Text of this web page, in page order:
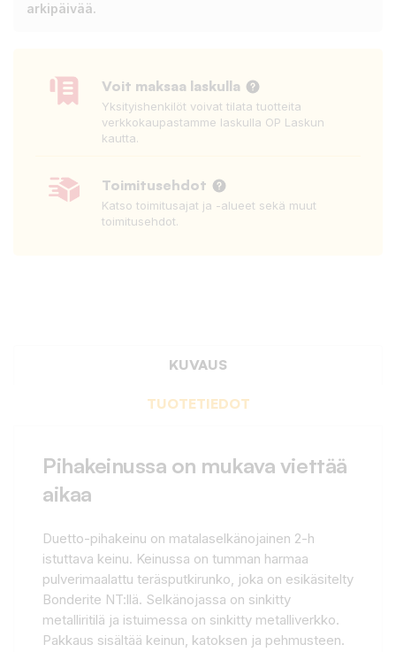
arkipäivää.
Voit maksaa laskulla
Yksityishenkilöt voivat tilata tuotteita
verkkokaupastamme laskulla OP Laskun
kautta.
Toimitusehdot
Katso toimitusajat ja -alueet sekä muut
toimitusehdot.
KUVAUS
TUOTETIEDOT
Pihakeinussa on mukava viettää
aikaa
Duetto-pihakeinu on matalaselkänojainen 2-h
istuttava keinu. Keinussa on tumman harmaa
pulverimaalattu teräsputkirunko, joka on esikäsitelty
Bonderite NT:llä. Selkänojassa on sinkitty
metalliritilä ja istuimessa on sinkitty metalliverkko.
Pakkaus sisältää keinun, katoksen ja pehmusteen.